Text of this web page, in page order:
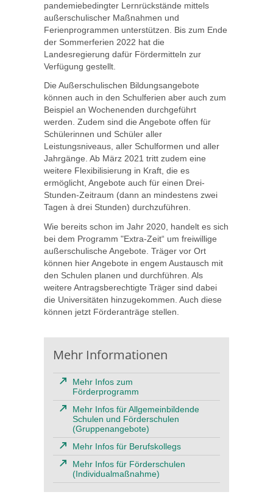
pandemiebedingter Lernrückstände mittels
außerschulischer Maßnahmen und
Ferienprogrammen unterstützen. Bis zum Ende
der Sommerferien 2022 hat die
Landesregierung dafür Fördermitteln zur
Verfügung gestellt.
Die Außerschulischen Bildungsangebote
können auch in den Schulferien aber auch zum
Beispiel an Wochenenden durchgeführt
werden. Zudem sind die Angebote offen für
Schülerinnen und Schüler aller
Leistungsniveaus, aller Schulformen und aller
Jahrgänge. Ab März 2021 tritt zudem eine
weitere Flexibilisierung in Kraft, die es
ermöglicht, Angebote auch für einen Drei-
Stunden-Zeitraum (dann an mindestens zwei
Tagen à drei Stunden) durchzuführen.
Wie bereits schon im Jahr 2020, handelt es sich
bei dem Programm "Extra-Zeit“ um freiwillige
außerschulische Angebote. Träger vor Ort
können hier Angebote in engem Austausch mit
den Schulen planen und durchführen. Als
weitere Antragsberechtigte Träger sind dabei
die Universitäten hinzugekommen. Auch diese
können jetzt Förderanträge stellen.
Mehr Informationen
Mehr Infos zum
Förderprogramm
Mehr Infos für Allgemeinbildende
Schulen und Förderschulen
(Gruppenangebote)
Mehr Infos für Berufskollegs
Mehr Infos für Förderschulen
(Individualmaßnahme)